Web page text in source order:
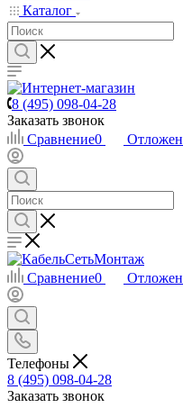
Каталог
8 (495) 098-04-28
Заказать звонок
Сравнение0
Сравнение0
Телефоны
8 (495) 098-04-28
Заказать звонок